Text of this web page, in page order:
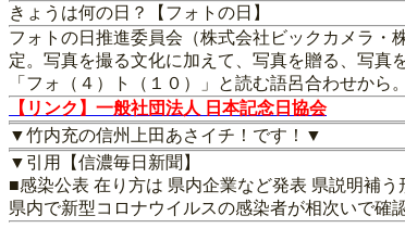
きょうは何の日？【フォトの日】
フォトの日推進委員会（株式会社ビックカメラ・
定。写真を撮る文化に加えて、写真を贈る、写真
「フォ（４）ト（１０）」と読む語呂合わせから
【リンク】一般社団法人 日本記念日協会
▼竹内充の信州上田あさイチ！です！▼
▼引用【信濃毎日新聞】
■感染公表 在り方は 県内企業など発表 県説明補
県内で新型コロナウイルスの感染者が相次いで確